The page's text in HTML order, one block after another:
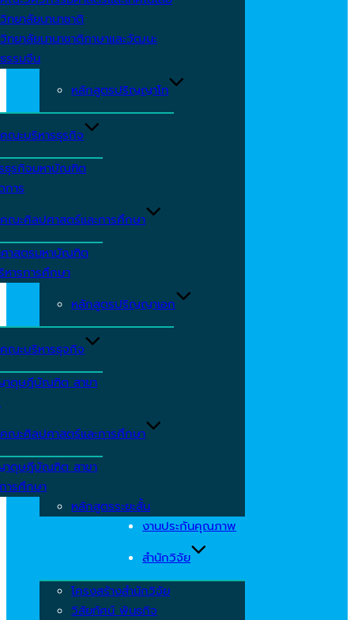
วิทยาลัยนานาชาติ
วิทยาลัยนานาชาติภาษาและวัฒนะ
ธรรมจีน
หลักสูตรปริญญาโท
คณะบริหารธุรกิจ
ธุรกิจมหาบัณฑิต
การ
คณะศิลปศาสตร์และการศึกษา
าสตรมหาบัณฑิต
หารการศึกษา
หลักสูตรปริญญาเอก
คณะบริหารธุจกิจ
ดุษฎีบัณฑิต สาขา
คณะศิลปศาสตร์และการศึกษา
ดุษฎีบัณฑิต สาขา
ารศึกษา
หลักสูตรระยะสั้น
งานประกันคุณภาพ
สำนักวิจัย
โครงสร้างสำนักวิจัย
วิสัยทัศน์ พันธกิจ